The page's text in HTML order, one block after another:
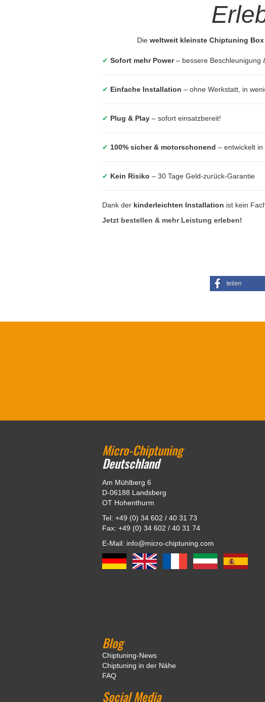
Die weltweit kleinste Chiptuning Box
✔ Sofort mehr Power– bessere Beschleunigung
✔ Einfache Installation – ohne Werkstatt, in
✔ Plug & Play – sofort einsatzbereit!
✔ 100% sicher & motorschonend – entwickelt
✔ Kein Risiko – 30 Tage Geld-zurück-Garantie
Dank der kinderleichten Installation ist kein
Jetzt bestellen & mehr Leistung erleben!
teilen
Micro-Chiptuning
Deutschland
Am Mühlberg 6
D-06188 Landsberg
OT Hohenthurm
Tel: +49 (0) 34 602 / 40 31 73
Fax: +49 (0) 34 602 / 40 31 74
E-Mail: info@micro-chiptuning.com
Blog
Chiptuning-News
Chiptuning in der Nähe
FAQ
Social Media